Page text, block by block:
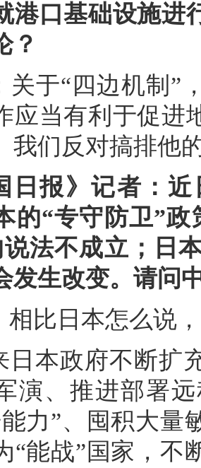
港口基础设施进
？
关于“四边机制”
应当有利于促进
我们反对搞排他
日报》记者：
的“专守防卫”
法不成立；日
发生改变。请问
相比日本怎么说
日本政府不断扩
演、推进部署
力”、囤积大量
“能战”国家，不